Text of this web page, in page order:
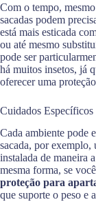
Com o tempo,
sacadas podem
está mais esticada
ou até mesmo
pode ser
há muitos insetos, já
oferecer uma
Cuidados
Cada ambiente pode
sacada, por exemplo,
instalada de maneira
mesma forma, se
proteção para
que suporte o peso e